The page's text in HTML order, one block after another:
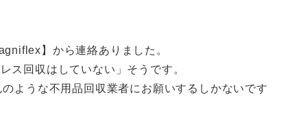
】から連絡ありました。
ス回収はしていない」そうです。
ような不用品回収業者にお願いするしかないです